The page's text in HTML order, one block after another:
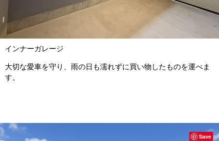
インナーガレージ
大切な愛車を守り、雨の日も濡れずに買い物したものを運べま
す。
Save